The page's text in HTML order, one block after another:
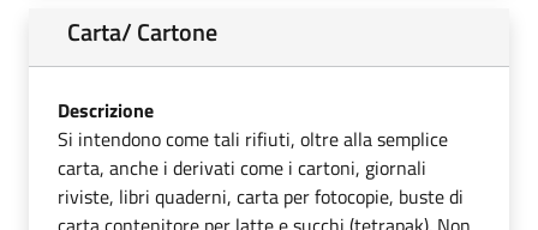
Carta/ Cartone
Descrizione
Si intendono come tali rifiuti, oltre alla semplice
carta, anche i derivati come i cartoni, giornali
riviste, libri quaderni, carta per fotocopie, buste di